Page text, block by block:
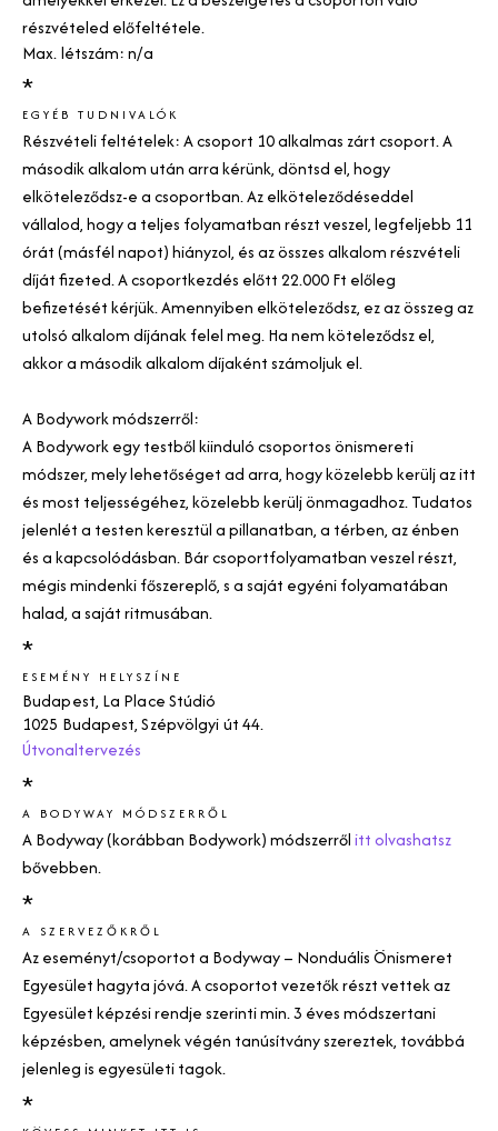
részvételed előfeltétele.
Max. létszám: n/a
*
EGYÉB TUDNIVALÓK
Részvételi feltételek: A csoport 10 alkalmas zárt csoport. A
második alkalom után arra kérünk, döntsd el, hogy
elköteleződsz-e a csoportban. Az elköteleződéseddel
vállalod, hogy a teljes folyamatban részt veszel, legfeljebb 11
órát (másfél napot) hiányzol, és az összes alkalom részvételi
díját fizeted. A csoportkezdés előtt 22.000 Ft előleg
befizetését kérjük. Amennyiben elköteleződsz, ez az összeg az
utolsó alkalom díjának felel meg. Ha nem köteleződsz el,
akkor a második alkalom díjaként számoljuk el.
A Bodywork módszerről:
A Bodywork egy testből kiinduló csoportos önismereti
módszer, mely lehetőséget ad arra, hogy közelebb kerülj az itt
és most teljességéhez, közelebb kerülj önmagadhoz. Tudatos
jelenlét a testen keresztül a pillanatban, a térben, az énben
és a kapcsolódásban. Bár csoportfolyamatban veszel részt,
mégis mindenki főszereplő, s a saját egyéni folyamatában
halad, a saját ritmusában.
*
ESEMÉNY HELYSZÍNE
Budapest, La Place Stúdió
1025 Budapest, Szépvölgyi út 44.
Útvonaltervezés
*
A BODYWAY MÓDSZERRŐL
ABodyway (korábban Bodywork)módszerrőlitt olvashatsz
bővebben.
*
A SZERVEZŐKRŐL
Az eseményt/csoportot a Bodyway– Nonduális Önismeret
Egyesület hagyta jóvá. A csoportot vezetők részt vettek az
Egyesület képzési rendje szerinti min. 3 éves módszertani
képzésben, amelynek végén tanúsítvány szereztek, továbbá
jelenleg is egyesületi tagok.
*